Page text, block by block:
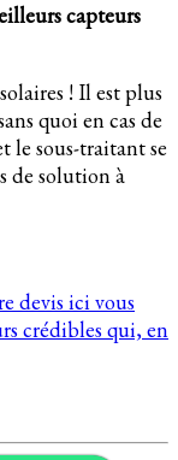
capteurs
! Il est plus
quoi en cas de
le sous-traitant se
de solution à
devis ici vous
crédibles qui, en